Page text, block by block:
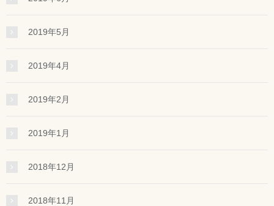
2019年5月
2019年4月
2019年2月
2019年1月
2018年12月
2018年11月